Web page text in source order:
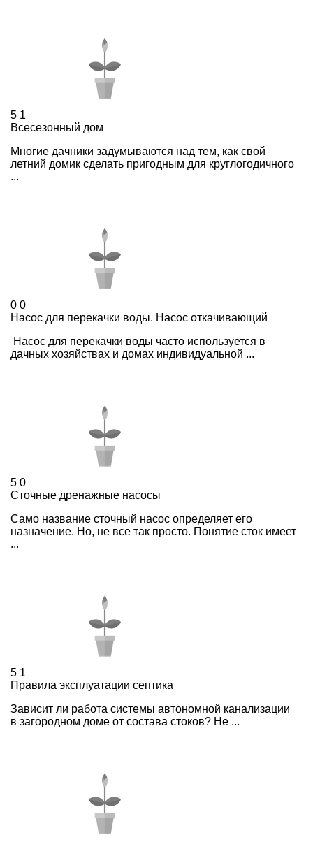
5 1
Всесезонный дом
Многие дачники задумываются над тем, как свой
летний домик сделать пригодным для круглогодичного
...
0 0
Насос для перекачки воды. Насос откачивающий
Насос для перекачки воды часто используется в
дачных хозяйствах и домах индивидуальной ...
5 0
Сточные дренажные насосы
Само название сточный насос определяет его
назначение. Но, не все так просто. Понятие сток имеет
...
5 1
Правила эксплуатации септика
Зависит ли работа системы автономной канализации
в загородном доме от состава стоков? Не ...